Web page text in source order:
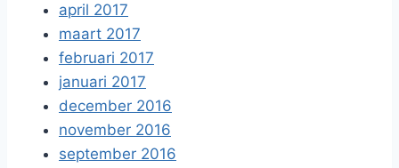
april 2017
maart 2017
februari 2017
januari 2017
december 2016
november 2016
september 2016